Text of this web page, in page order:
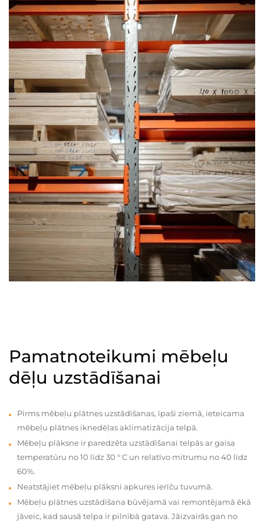
Pamatnoteikumi mēbeļu
dēļu uzstādīšanai
Pirms mēbeļu plātnes uzstādīšanas, īpaši ziemā, ieteicama
mēbeļu plātnes iknedēļas aklimatizācija telpā.
Mēbeļu plāksne ir paredzēta uzstādīšanai telpās ar gaisa
temperatūru no 10 līdz 30 ° C un relatīvo mitrumu no 40 līdz
60%.
Neatstājiet mēbeļu plāksni apkures ierīču tuvumā.
Mēbeļu plātnes uzstādīšana būvējamā vai remontējamā ēkā
jāveic, kad sausā telpa ir pilnībā gatava. Jāizvairās gan no